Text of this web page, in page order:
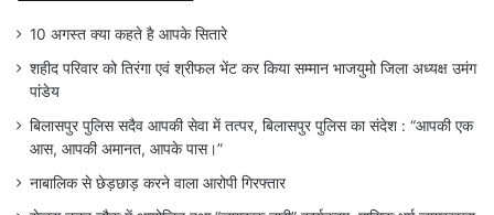
10 अगस्त क्या कहते है आपके सितारे
शहीद परिवार को तिरंगा एवं श्रीफल भेंट कर किया सम्मान भाजयुमो जिला अध्यक्ष उमंग
पांडेय
बिलासपुर पुलिस सदैव आपकी सेवा में तत्पर, बिलासपुर पुलिस का संदेश : “आपकी एक
आस, आपकी अमानत, आपके पास।”
नाबालिक से छेड़छाड़ करने वाला आरोपी गिरफ्तार